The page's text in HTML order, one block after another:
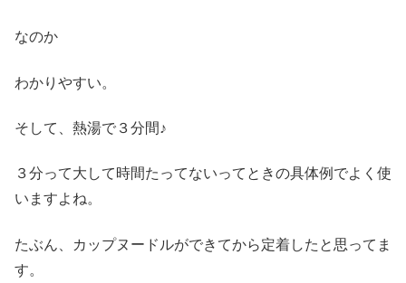
なのか
わかりやすい。
そして、熱湯で３分間♪
３分って大して時間たってないってときの具体例でよく使
いますよね。
たぶん、カップヌードルができてから定着したと思ってま
す。